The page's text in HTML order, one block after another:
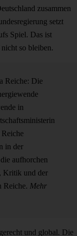
zusammen
setzt
Spiel. Das ist
so bleiben.
Reiche: Die
in
in der
aufhorchen
Kritik und der
Reiche. Mehr
und global. Die